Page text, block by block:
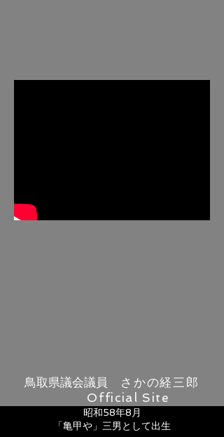
鳥取県議会議員 さかの経三郎
Official Site
昭和58年8月
「亀甲や」三男として出生